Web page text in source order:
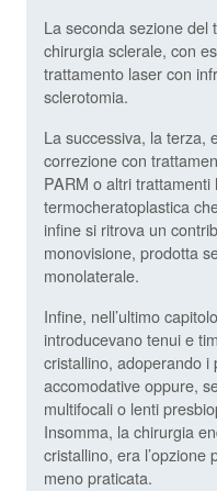
La seconda sezione del
chirurgia sclerale, con
trattamento laser con
sclerotomia.
La successiva, la terza,
correzione con
PARM o altri
termocheratoplastica
infine si ritrova un
monovisione, prodotta
monolaterale.
Infine, nell’ultimo
introducevano tenui e
cristallino, adoperando i
accomodative oppure,
multifocali o lenti
Insomma, la chirurgia
cristallino, era l’opzione
meno praticata.